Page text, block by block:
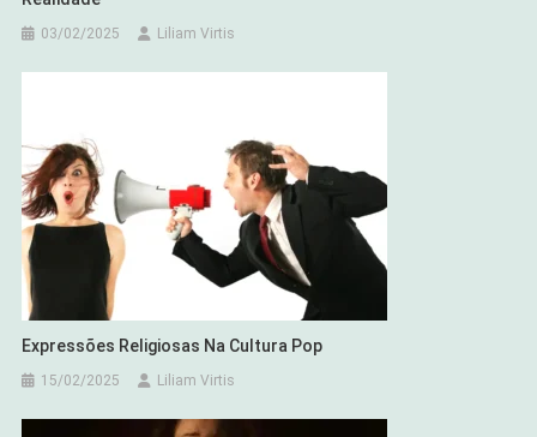
03/02/2025 Liliam Virtis
Expressões Religiosas Na Cultura Pop
15/02/2025 Liliam Virtis